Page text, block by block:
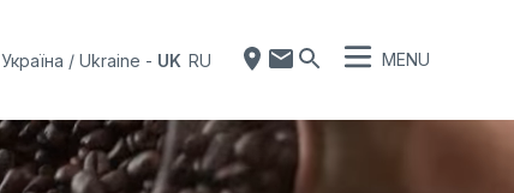
Україна / Ukraine - UK RU MENU